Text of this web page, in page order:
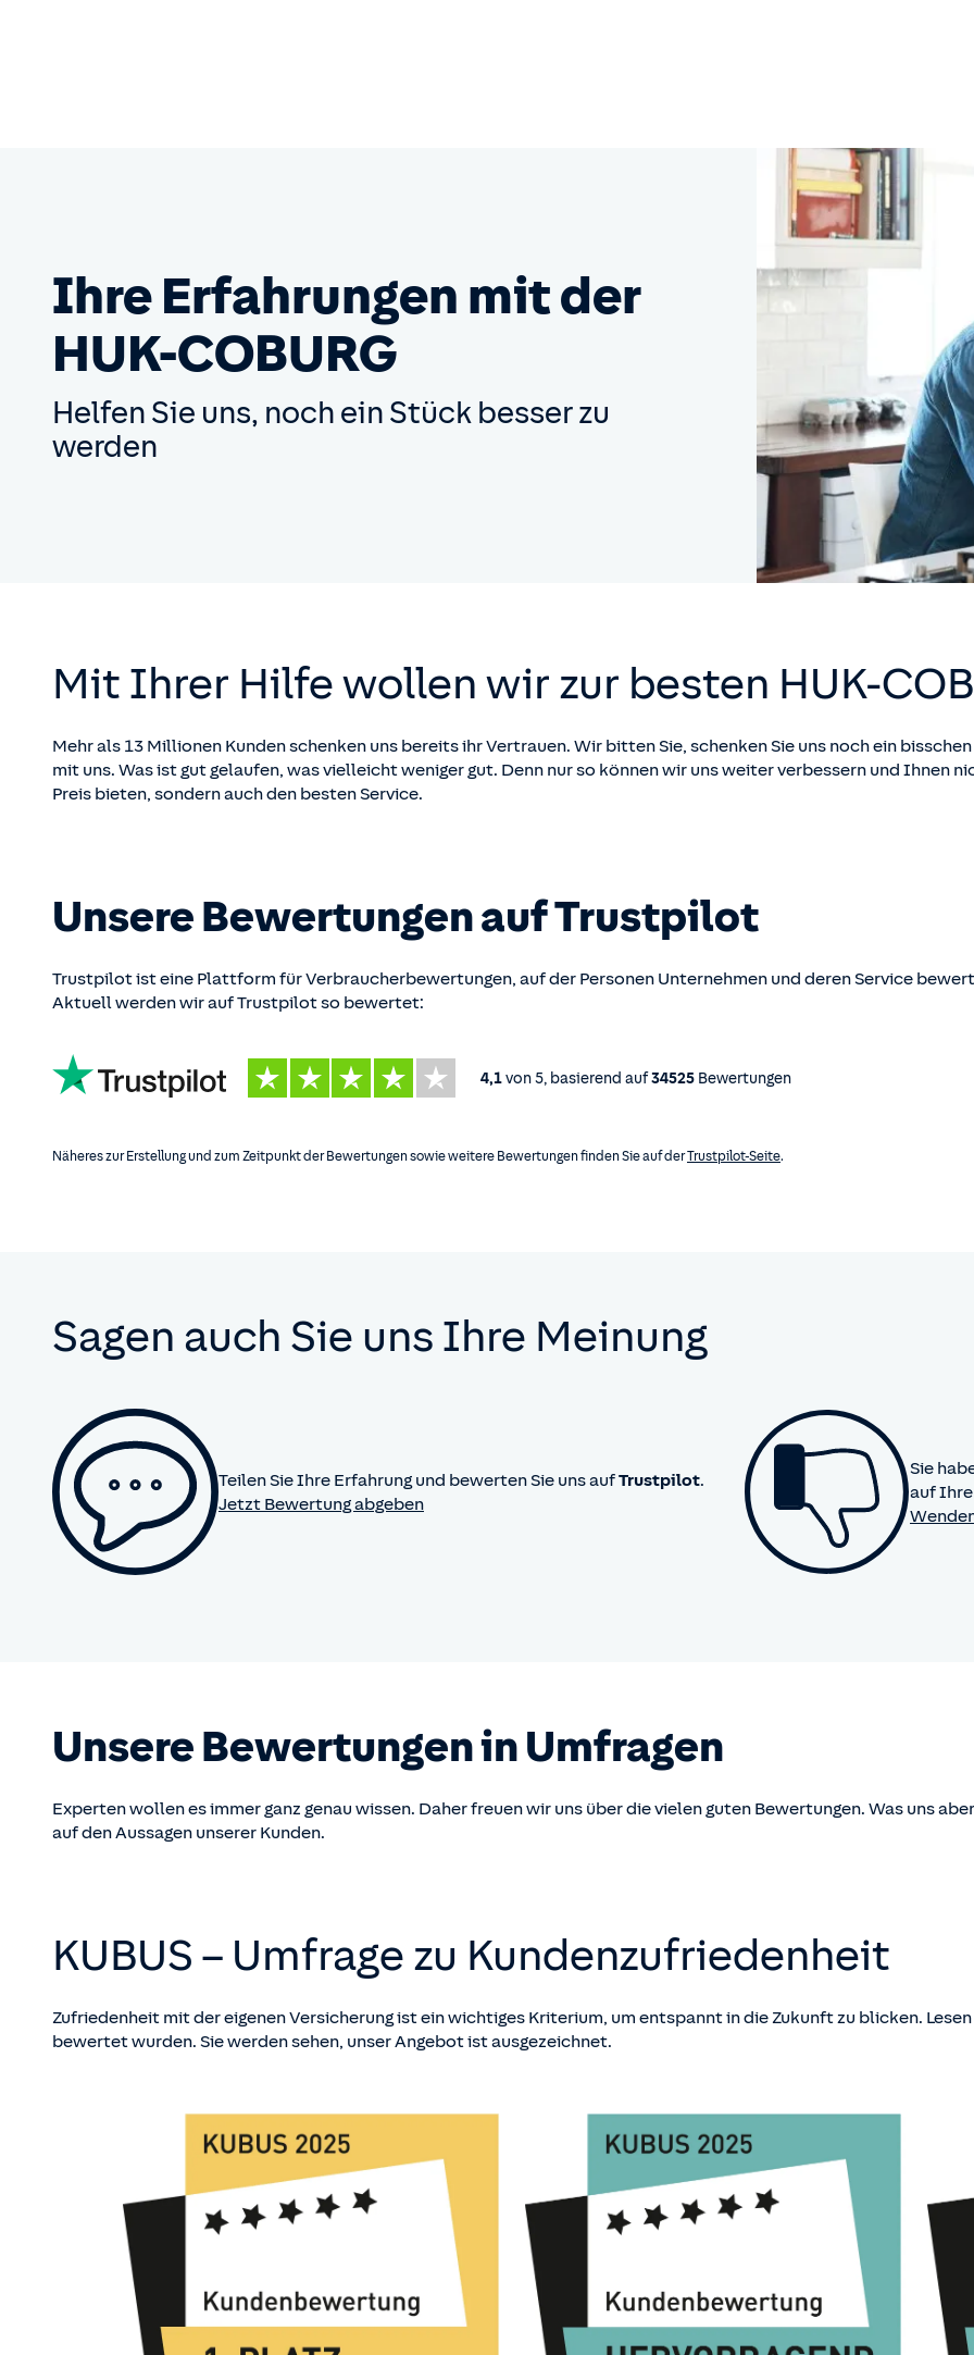
Ihre Erfahrungen mit der
HUK-COBURG
Helfen Sie uns, noch ein Stück besser zu
werden
Mit Ihrer Hilfe wollen wir zur besten HUK-
Mehr als 13 Millionen Kunden schenken uns bereits ihr Vertrauen. Wir bitten Sie, schenken Sie uns noch ein
mit uns. Was ist gut gelaufen, was vielleicht weniger gut. Denn nur so können wir uns weiter verbessern und Ihnen
Preis bieten, sondern auch den besten Service.
Unsere Bewertungen auf Trustpilot
Trustpilot ist eine Plattform für Verbraucherbewertungen, auf der Personen Unternehmen und deren Service
Aktuell werden wir auf Trustpilot so bewertet:
HUK-
COBURG
4,1von5, basierend auf34525Bewertungen
Näheres zur Erstellung und zum Zeitpunkt der Bewertungen sowie weitere Bewertungen finden Sie auf derTrustpilot-Seite.
Sagen auch Sie uns Ihre Meinung
Teilen Sie Ihre Erfahrung und bewerten Sie uns aufTrustpilot.
Jetzt Bewertung abgeben
Sie
auf Ihre
Unsere Bewertungen in Umfragen
Experten wollen es immer ganz genau wissen. Daher freuen wir uns über die vielen guten Bewertungen. Was uns
auf den Aussagen unserer Kunden.
KUBUS – Umfrage zu Kundenzufriedenheit
Zufriedenheit mit der eigenen Versicherung ist ein wichtiges Kriterium, um entspannt in die Zukunft zu blicken.
bewertet wurden. Sie werden sehen, unser Angebot ist ausgezeichnet.